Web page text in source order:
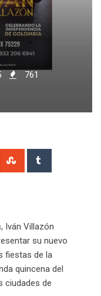
761
WhatsappStumbleUpon
Iván Villazón
su nuevo
fiestas de la
quincena del
ciudades de